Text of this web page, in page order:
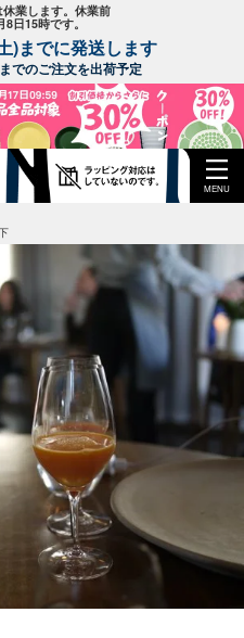
業します。休業前
日15時です。
)までに発送します
でのご注文を出荷予定
MENU